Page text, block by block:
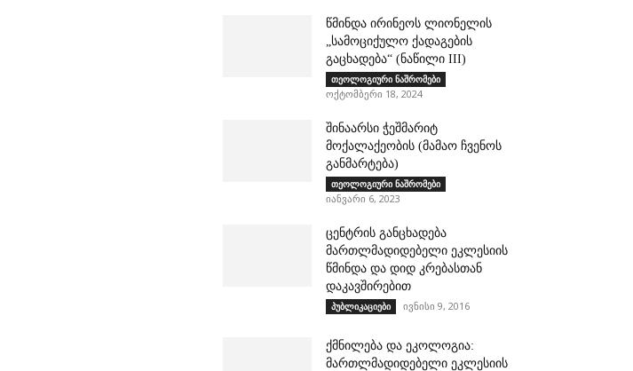
წმინდა ირინეოს ლიონელის
„სამოციქულო ქადაგების
გაცხადება“ (ნაწილი III)
თეოლოგიური ნაშრომები
ოქტომბერი 18, 2024
შინაარსი ჭეშმარიტ
მოქალაქეობის (მამაო ჩვენოს
განმარტება)
თეოლოგიური ნაშრომები
იანვარი 6, 2023
ცენტრის განცხადება
მართლმადიდებელი ეკლესიის
წმინდა და დიდ კრებასთან
დაკავშირებით
პუბლიკაციები ივნისი 9, 2016
ქმნილება და ეკოლოგია:
მართლმადიდებელი ეკლესიის